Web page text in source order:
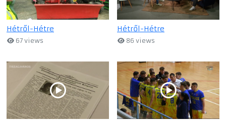
Hétről-Hétre
67 views
Hétről-Hétre
86 views